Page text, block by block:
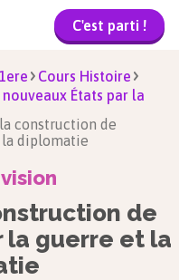
C'est parti !
Cours Histoire
États par la
construction de
la diplomatie
de
la guerre et la